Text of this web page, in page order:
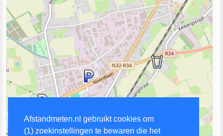
Afstandmeten.nl gebruikt cookies om
(1) zoekinstellingen te bewaren die het